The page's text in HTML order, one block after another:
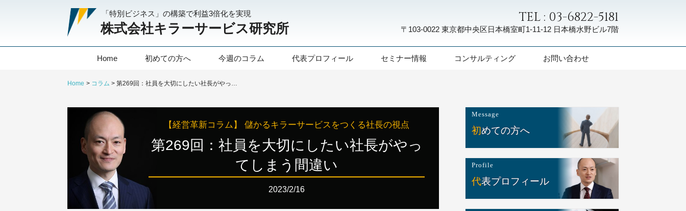
「特別ビジネス」の構築で利益3倍化を実現
株式会社キラーサービス研究所
TEL : 03-6822-5181
〒103-0022 東京都中央区日本橋室町1-11-12 日本橋水野ビル7階
Home 初めての方へ 今週のコラム 代表プロフィール セミナー情報 コンサルティング お問い合わせ
Home コラム
【経営革新コラム】 儲かるキラーサービスをつくる社長の視点
第269回：社員を大切にしたい社長がやっ
てしまう間違い
2023/2/16
Message
初めての方へ
Profile
代表プロフィール